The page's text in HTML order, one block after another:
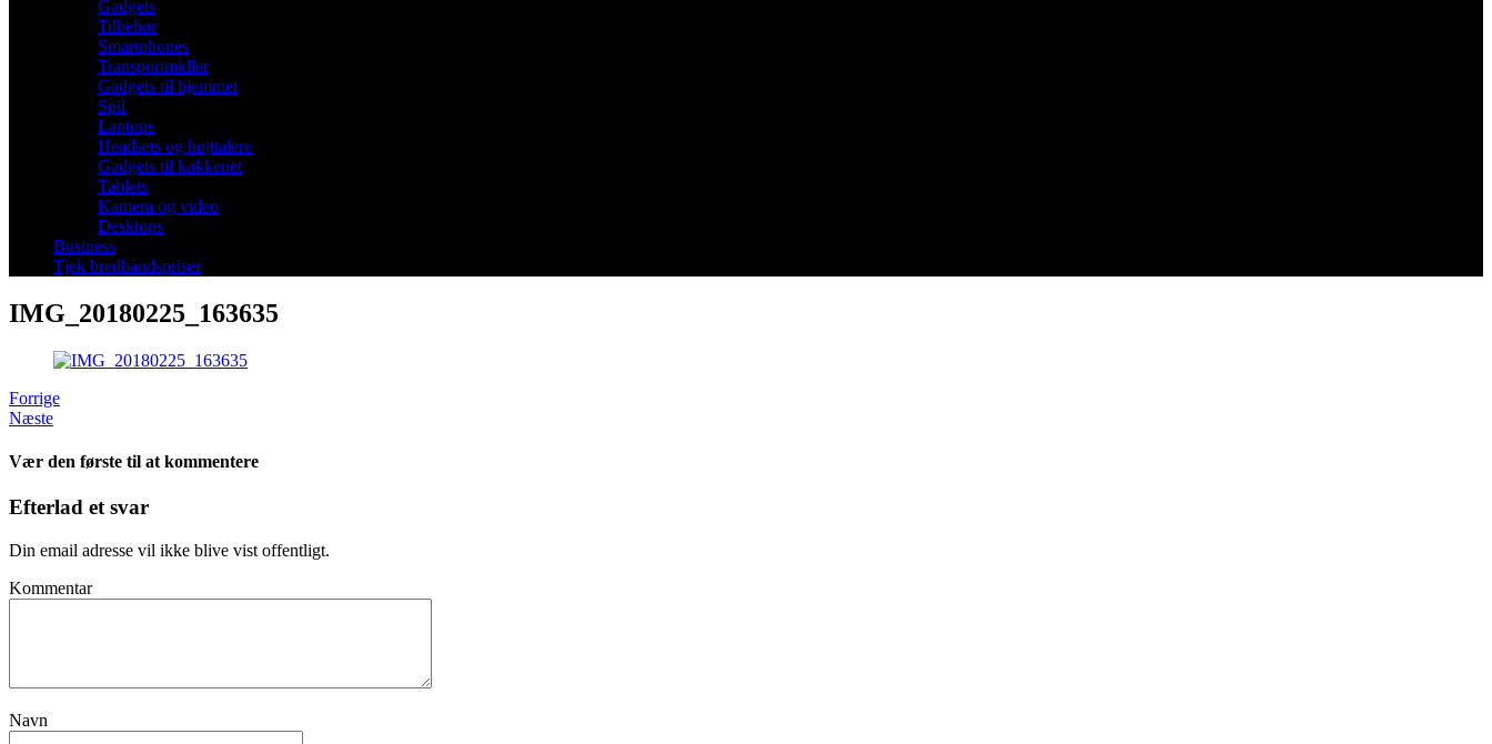
Gadgets
Tilbehør
Smartphones
Transportmidler
Gadgets til hjemmet
Spil
Laptops
Headsets og højttalere
Gadgets til køkkenet
Tablets
Kamera og video
Desktops
Business
Tjek bredbåndspriser
IMG_20180225_163635
Forrige
Næste
Vær den første til at kommentere
Efterlad et svar
Din email adresse vil ikke blive vist offentligt.
Kommentar
Navn